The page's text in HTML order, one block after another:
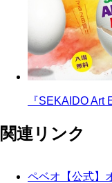
『SEKAIDO Art
関連リンク
ペベオ【公式】